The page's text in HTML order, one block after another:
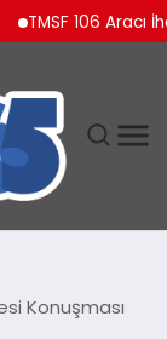
106 Aracı
Konuşması